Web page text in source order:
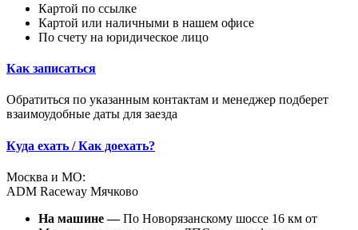
Картой по ссылке
Картой или наличными в нашем офисе
По счету на юридическое лицо
Как записаться
Обратиться по указанным контактам и менеджер подберет
взаимоудобные даты для заезда
Куда ехать / Как доехать?
Москва и МО:
ADM Raceway Мячково
На машине —По Новорязанскому шоссе 16 км от